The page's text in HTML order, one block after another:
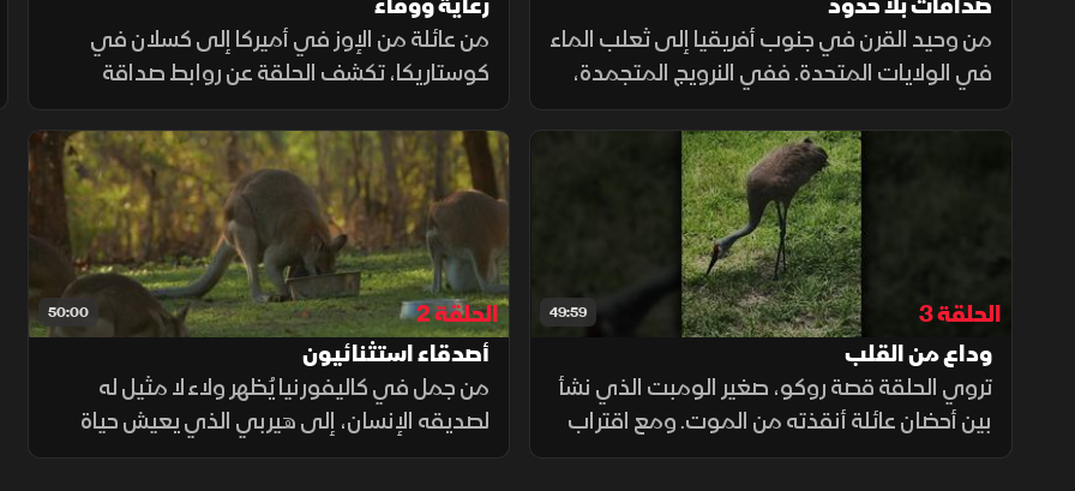
من وحيد القرن في جنوب أفريقيا إلى ثعلب الماء
في الولايات المتحدة. ففي النرويج المتجمدة،
نلتقي الرنة التي تتبع صديقها البشري، وفي
مياه بيميني، تستمتع شيل بوقتها مع صديقتها
غايا، قرش المطرقة العملاق
من عائلة من الإوز في أميركا إلى كسلان في
كوستاريكا، تكشف الحلقة عن روابط صداقة
مدهشة بين البشر والحيوانات. في فلوريدا
نلتقي كريستال، الراكون المعاق، وفي
كاليفورنيا نتعرف على ثور الذئب الذي يقود
القطيع
49:59
الحلقة 3
وداع من القلب
تروي الحلقة قصة روكو، صغير الومبت الذي نشأ
بين أحضان عائلة أنقذته من الموت. ومع اقتراب
موعد إطلاقه في البرية، تكشف الرحلة عن معنى
50:00
الحلقة 2
أصدقاء استثنائيون
من جمل في كاليفورنيا يُظهر ولاء لا مثيل له
لصديقه الإنسان، إلى هيربي الذي يعيش حياة
مزدوجة تجمع بين كونه حيوان والابي بري